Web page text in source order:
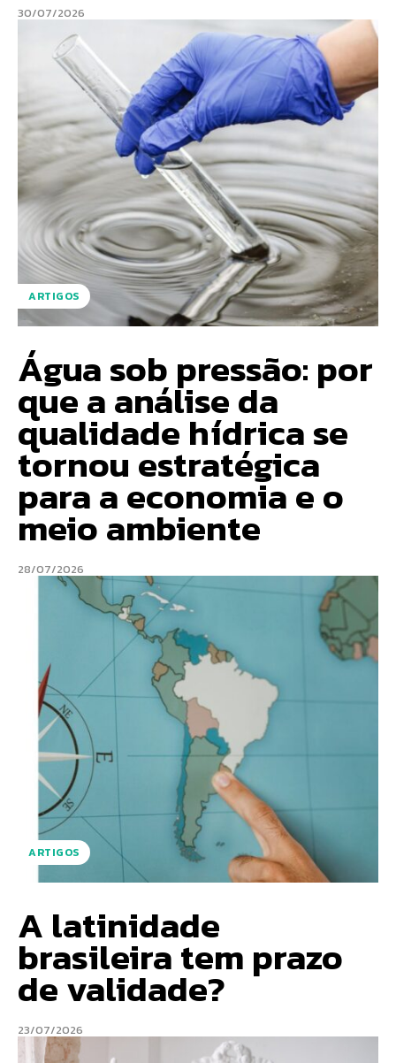
30/07/2026
ARTIGOS
Água sob pressão: por
que a análise da
qualidade hídrica se
tornou estratégica
para a economia e o
meio ambiente
28/07/2026
ARTIGOS
A latinidade
brasileira tem prazo
de validade?
23/07/2026